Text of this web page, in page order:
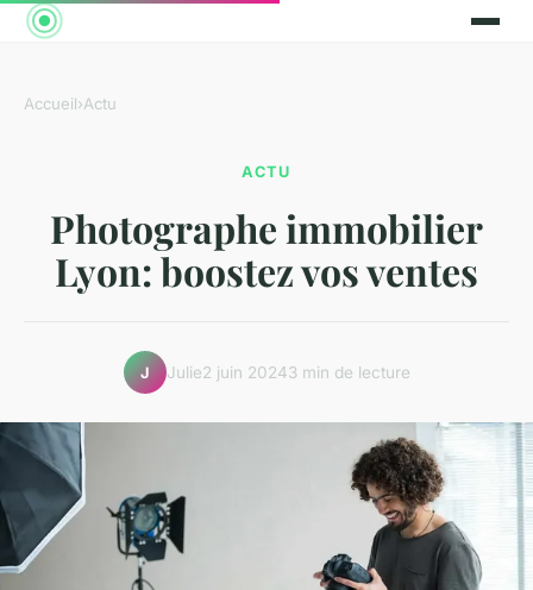
Accueil›Actu
ACTU
Photographe immobilier
Lyon: boostez vos ventes
J Julie2 juin 20243 min de lecture